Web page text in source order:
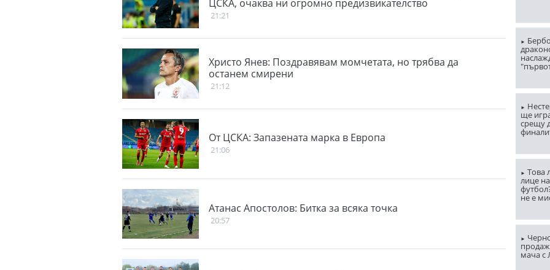
ЦСКА, очаква ни огромно предизвикателство
21:21
Христо Янев: Поздравявам момчетата, но трябва да
останем смирени
21:12
От ЦСКА: Запазената марка в Европа
21:06
Атанас Апостолов: Битка за всяка точка
20:57
ще
срещу
Това
лице
не е
мача с